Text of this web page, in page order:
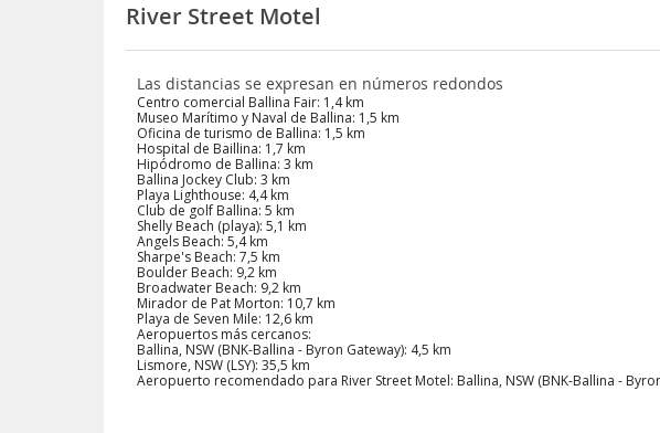
River Street Motel
Las distancias se expresan en números redondos
Centro comercial Ballina Fair: 1,4 km
Museo Marítimo y Naval de Ballina: 1,5 km
Oficina de turismo de Ballina: 1,5 km
Hospital de Baillina: 1,7 km
Hipódromo de Ballina: 3 km
Ballina Jockey Club: 3 km
Playa Lighthouse: 4,4 km
Club de golf Ballina: 5 km
Shelly Beach (playa): 5,1 km
Angels Beach: 5,4 km
Sharpe's Beach: 7,5 km
Boulder Beach: 9,2 km
Broadwater Beach: 9,2 km
Mirador de Pat Morton: 10,7 km
Playa de Seven Mile: 12,6 km
Aeropuertos más cercanos:
Ballina, NSW (BNK-Ballina - Byron Gateway): 4,5 km
Lismore, NSW (LSY): 35,5 km
Aeropuerto recomendado para River Street Motel: Ballina, NSW (BNK-Ballina -